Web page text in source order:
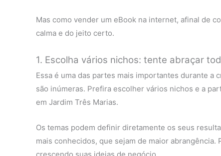
Mas como vender um eBook na internet, afinal de
calma e do jeito certo.
1. Escolha vários nichos: tente abraçar
Essa é uma das partes mais importantes durante a
são inúmeras. Prefira escolher vários nichos e a
em Jardim Três Marias.
Os temas podem definir diretamente os seus
mais conhecidos, que sejam de maior